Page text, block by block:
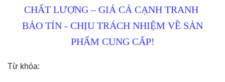
CHẤT LƯỢNG – GIÁ CẢ CẠNH TRANH
BẢO TÍN - CHỊU TRÁCH NHIỆM VỀ SẢN
PHẨM CUNG CẤP!
Từ khóa: